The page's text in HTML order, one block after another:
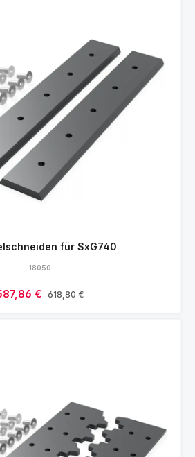
für SxG740
18050
€ Regulärer Preis:
618,80 €